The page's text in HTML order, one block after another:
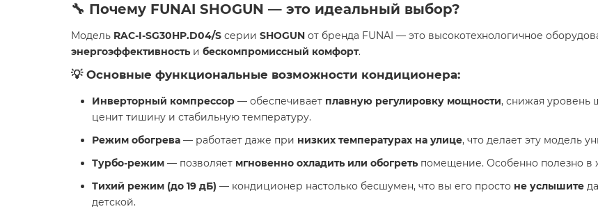
🔧 Почему FUNAI SHOGUN — это идеальный выбор?
Модель RAC-I-SG30HP.D04/S серии SHOGUN от бренда FUNAI — это высокотехнологичное
энергоэффективность и бескомпромиссный комфорт.
💡 Основные функциональные возможности кондиционера:
Инверторный компрессор — обеспечивает плавную регулировку мощности, снижая уровень
ценит тишину и стабильную температуру.
Режим обогрева — работает даже при низких температурах на улице, что делает эту модель
Турбо-режим — позволяет мгновенно охладить или обогреть помещение. Особенно полезно в
Тихий режим (до 19 дБ) — кондиционер настолько бесшумен, что вы его просто не услышите
детской.